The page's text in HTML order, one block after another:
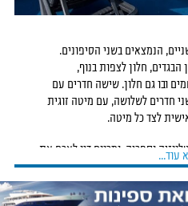
הנמצאים בשני הסיפונים.
הבגדים, חלון לצפות בנוף,
ובו גם חלון. שישה חדרים עם
חדרים לשלושה, עם מיטה זוגית
לצד כל מיטה.
וספריה, ומרווח דיו לארח את
מידי יום.
עוד...